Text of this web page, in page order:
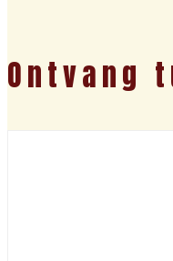
Ontvang